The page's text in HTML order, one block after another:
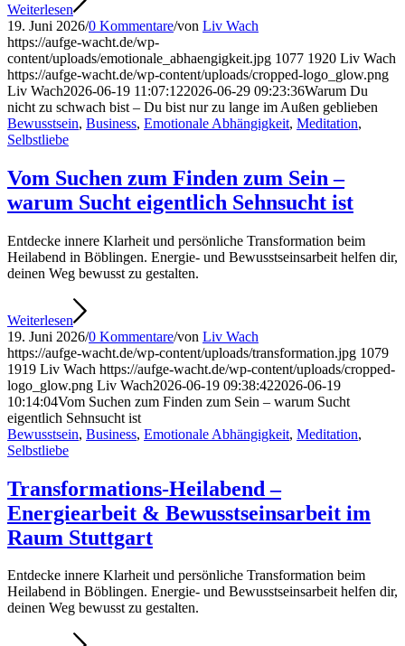
Weiterlesen
19. Juni 2026/0 Kommentare/von Liv Wach
https://aufge-wacht.de/wp-
content/uploads/emotionale_abhaengigkeit.jpg 1077 1920 Liv Wach
https://aufge-wacht.de/wp-content/uploads/cropped-logo_glow.png
Liv Wach2026-06-19 11:07:122026-06-29 09:23:36Warum Du
nicht zu schwach bist – Du bist nur zu lange im Außen geblieben
Bewusstsein, Business, Emotionale Abhängigkeit, Meditation,
Selbstliebe
Vom Suchen zum Finden zum Sein –
warum Sucht eigentlich Sehnsucht ist
Entdecke innere Klarheit und persönliche Transformation beim
Heilabend in Böblingen. Energie- und Bewusstseinsarbeit helfen dir,
deinen Weg bewusst zu gestalten.
Weiterlesen
19. Juni 2026/0 Kommentare/von Liv Wach
https://aufge-wacht.de/wp-content/uploads/transformation.jpg 1079
1919 Liv Wach https://aufge-wacht.de/wp-content/uploads/cropped-
logo_glow.png Liv Wach2026-06-19 09:38:422026-06-19
10:14:04Vom Suchen zum Finden zum Sein – warum Sucht
eigentlich Sehnsucht ist
Bewusstsein, Business, Emotionale Abhängigkeit, Meditation,
Selbstliebe
Transformations-Heilabend –
Energiearbeit & Bewusstseinsarbeit im
Raum Stuttgart
Entdecke innere Klarheit und persönliche Transformation beim
Heilabend in Böblingen. Energie- und Bewusstseinsarbeit helfen dir,
deinen Weg bewusst zu gestalten.